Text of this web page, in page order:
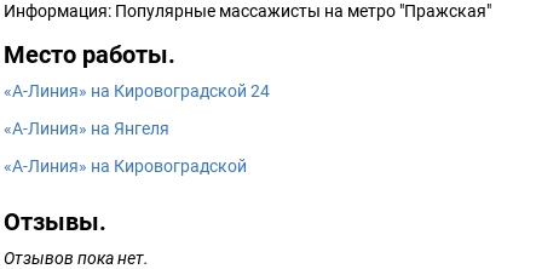
Информация: Популярные массажисты на метро "Пражская"
Место работы.
«А-Линия» на Кировоградской 24
«А-Линия» на Янгеля
«А-Линия» на Кировоградской
Отзывы.
Отзывов пока нет.